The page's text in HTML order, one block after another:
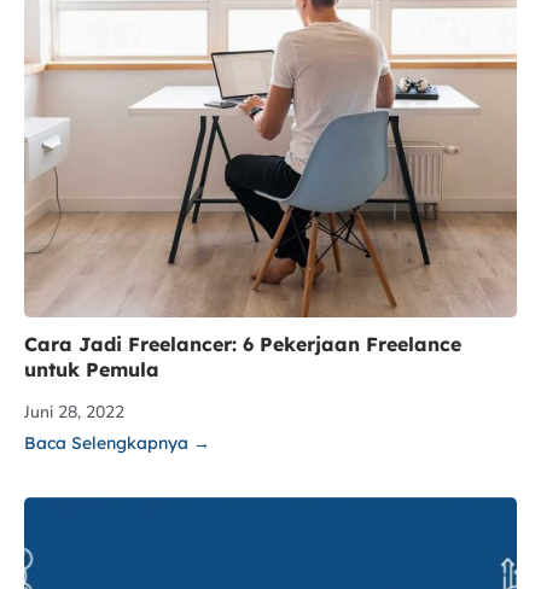
Cara Jadi Freelancer: 6 Pekerjaan Freelance
untuk Pemula
Juni 28, 2022
Baca Selengkapnya →